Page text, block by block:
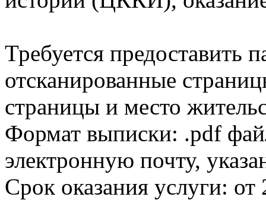
Требуется предоставить
отсканированные
страницы и место
Формат выписки: .pdf
электронную почту,
Срок оказания услуги: от